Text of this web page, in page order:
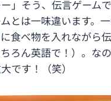
ー」そう、伝言ゲーム
とは一味違います。
食べ物を入れながら
ろん英語で！）。な
です！（笑）